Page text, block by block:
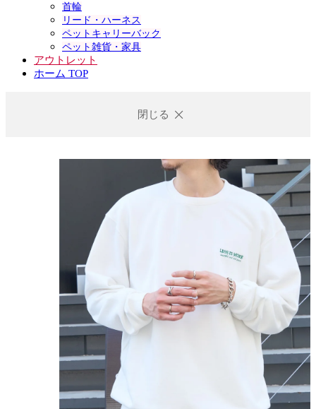
首輪
リード・ハーネス
ペットキャリーバック
ペット雑貨・家具
アウトレット
ホーム TOP
閉じる